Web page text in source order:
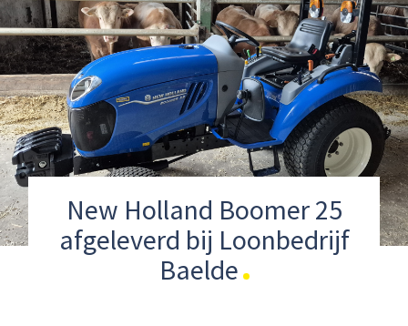
New Holland Boomer 25
afgeleverd bij Loonbedrijf
Baelde